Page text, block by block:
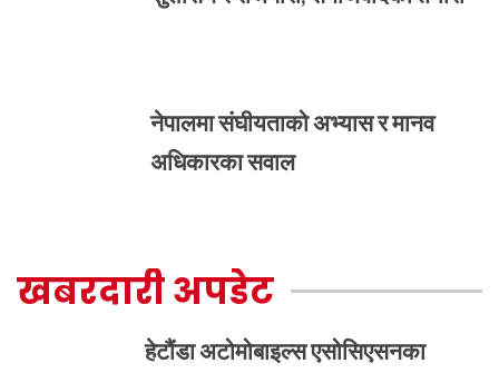
नेपालमा संघीयताको अभ्यास र मानव
अधिकारका सवाल
खबरदारी अपडेट
हेटौंडा अटोमोबाइल्स एसोसिएसनका